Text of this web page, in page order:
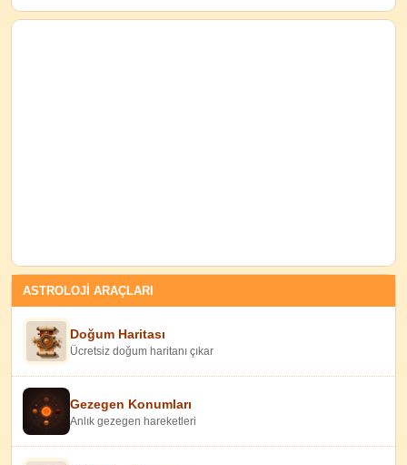
ASTROLOJİ ARAÇLARI
Doğum Haritası
Ücretsiz doğum haritanı çıkar
Gezegen Konumları
Anlık gezegen hareketleri